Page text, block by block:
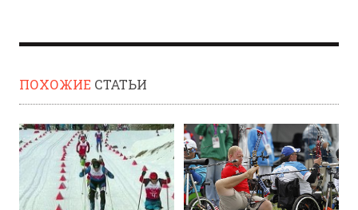
ПОХОЖИЕ СТАТЬИ